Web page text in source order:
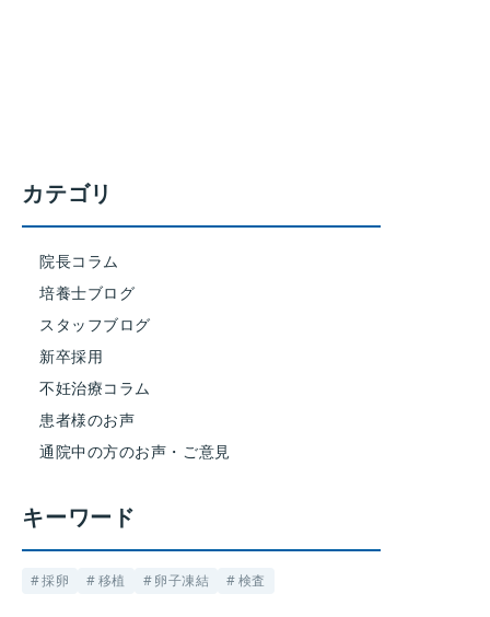
カテゴリ
院長コラム
培養士ブログ
スタッフブログ
新卒採用
不妊治療コラム
患者様のお声
通院中の方のお声・ご意見
キーワード
採卵 移植 卵子凍結 検査